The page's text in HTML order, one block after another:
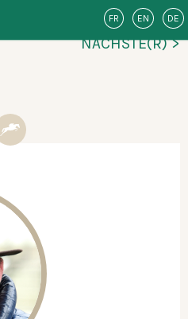
FR EN DE
NÄCHSTE(R) >